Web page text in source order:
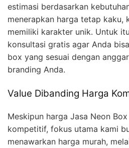
estimasi berdasarkan
menerapkan harga tetap kaku,
memiliki karakter unik. Untuk
konsultasi gratis agar Anda
box yang sesuai dengan
branding Anda.
Value Dibanding Harga
Meskipun harga Jasa Neon
kompetitif, fokus utama kami
menawarkan harga murah,